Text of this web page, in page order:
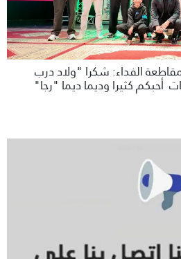
الفداء: شكرا "ولاد درب
أحبكم كثيرا وديما ديما "رجا"